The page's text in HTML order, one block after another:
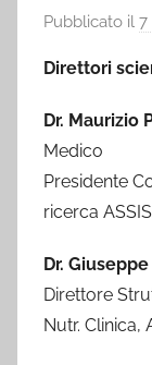
Pubblicato il 7
Direttori
Dr. Maurizio
Medico
Presidente
ricerca ASSIS
Dr.
Direttore
Nutr. Clinica,